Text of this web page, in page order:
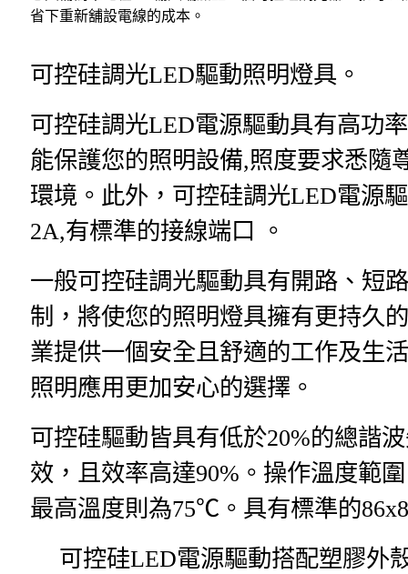
省下重新舖設電線的成本。
可控硅調光LED驅動照明燈具。
可控硅調光LED電源驅動具有高功
能保護您的照明設備,照度要求悉隨
環境。此外，可控硅調光LED電源
2A,有標準的接線端口
。
一般可控硅調光驅動具有開路、短
制，將使您的照明燈具擁有更持久
業提供一個安全且舒適的工作及生
照明應用更加安心的選擇。
可控硅驅動皆具有低於20%的總諧
效，且效率高達90% 。操作溫度範
最高溫度則為75℃。具有標準的
可控硅LED電源驅動搭配塑膠外